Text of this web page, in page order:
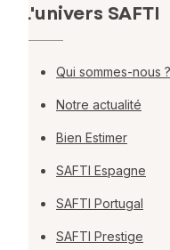
L'univers SAFTI
Qui sommes-nous ?
Notre actualité
Bien Estimer
SAFTI Espagne
SAFTI Portugal
SAFTI Prestige